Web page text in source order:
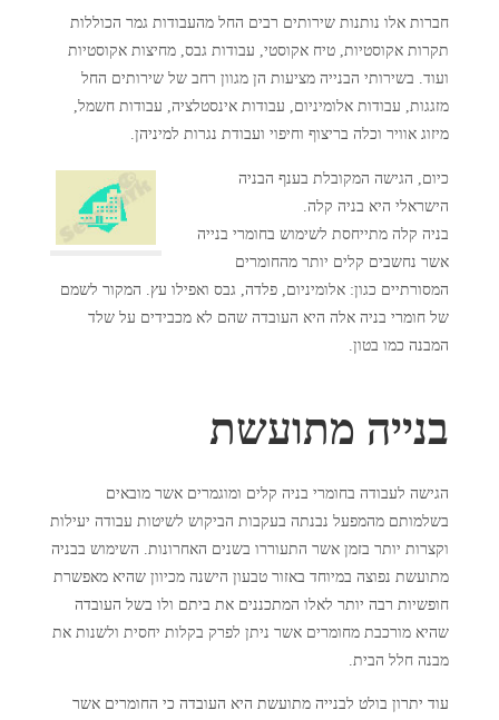
חברות אלו נותנות שירותים רבים החל מהעבודות גמר הכוללות
תקרות אקוסטיות, טיח אקוסטי, עבודות גבס, מחיצות אקוסטיות
ועוד. בשירותי הבנייה מציעות הן מגוון רחב של שירותים החל
מזגגות, עבודות אלומיניום, עבודות אינסטלציה, עבודות חשמל,
מיזוג אוויר וכלה בריצוף וחיפוי ועבודת נגרות למיניהן.
כיום, הגישה המקובלת בענף הבניה
הישראלי היא בניה קלה.
בניה קלה מתייחסת לשימוש בחומרי בנייה
אשר נחשבים קלים יותר מהחומרים
המסורתיים כגון: אלומיניום, פלדה, גבס ואפילו עץ. המקור לשמם
של חומרי בניה אלה היא העובדה שהם לא מכבידים על שלד
המבנה כמו בטון.
בנייה מתועשת
הגישה לעבודה בחומרי בניה קלים ומוגמרים אשר מובאים
בשלמותם מהמפעל נבנתה בעקבות הביקוש לשיטות עבודה יעילות
וקצרות יותר בזמן אשר התעוררו בשנים האחרונות. השימוש בבניה
מתועשת נפוצה במיוחד באזור טבעון הישנה מכיוון שהיא מאפשרת
חופשיות רבה יותר לאלו המתכננים את ביתם ולו בשל העובדה
שהיא מורכבת מחומרים אשר ניתן לפרק בקלות יחסית ולשנות את
מבנה חלל הבית.
עוד יתרון בולט לבנייה מתועשת היא העובדה כי החומרים אשר